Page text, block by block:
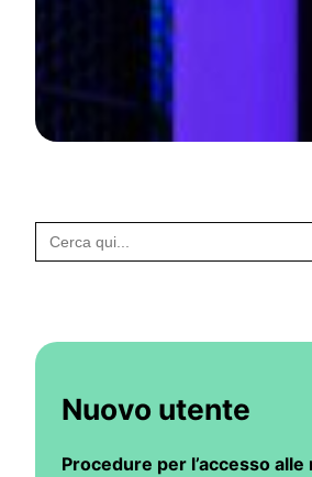
Search
for:
Nuovo utente
Procedure per l’accesso alle